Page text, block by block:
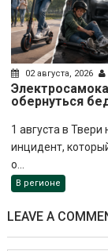
02 августа, 2026
обернуться
1 августа в
инцидент,
о...
В регионе
LEAVE A